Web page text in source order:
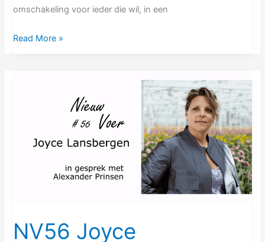
omschakeling voor ieder die wil, in een
Read More »
NV56 Joyce
sierteelt